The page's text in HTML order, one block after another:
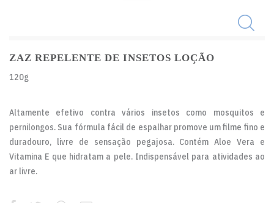
ZAZ REPELENTE DE INSETOS LOÇÃO
120g
Altamente efetivo contra vários insetos como mosquitos e
pernilongos. Sua fórmula fácil de espalhar promove um filme fino e
duradouro, livre de sensação pegajosa. Contém Aloe Vera e
Vitamina E que hidratam a pele. Indispensável para atividades ao
ar livre.